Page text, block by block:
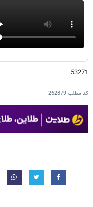
53271
کد مطلب262879